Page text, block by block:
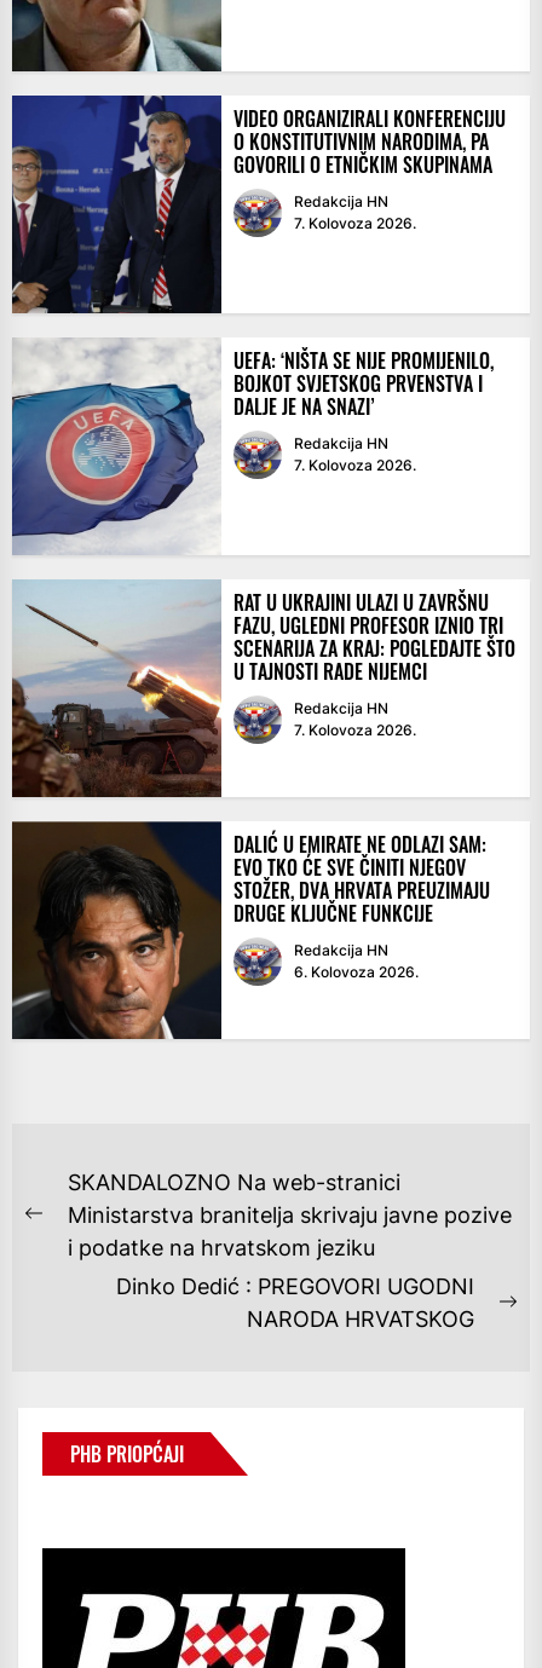
VIDEO ORGANIZIRALI KONFERENCIJU
O KONSTITUTIVNIM NARODIMA, PA
GOVORILI O ETNIČKIM SKUPINAMA
Redakcija HN
7. Kolovoza 2026.
UEFA: ‘NIŠTA SE NIJE PROMIJENILO,
BOJKOT SVJETSKOG PRVENSTVA I
DALJE JE NA SNAZI’
Redakcija HN
7. Kolovoza 2026.
RAT U UKRAJINI ULAZI U ZAVRŠNU
FAZU, UGLEDNI PROFESOR IZNIO TRI
SCENARIJA ZA KRAJ: POGLEDAJTE ŠTO
U TAJNOSTI RADE NIJEMCI
Redakcija HN
7. Kolovoza 2026.
DALIĆ U EMIRATE NE ODLAZI SAM:
EVO TKO ĆE SVE ČINITI NJEGOV
STOŽER, DVA HRVATA PREUZIMAJU
DRUGE KLJUČNE FUNKCIJE
Redakcija HN
6. Kolovoza 2026.
NAVIGACIJA
OBJAVA
Previous
post:
SKANDALOZNO Na web-stranici
Ministarstva branitelja skrivaju javne pozive
i podatke na hrvatskom jeziku
Dinko Dedić : PREGOVORI UGODNI
NARODA HRVATSKOG
PHB PRIOPĆAJI